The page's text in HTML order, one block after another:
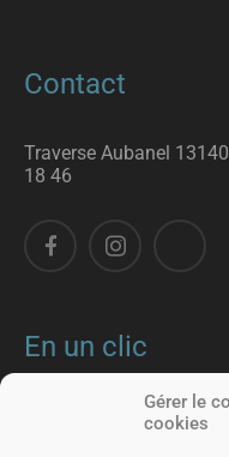
Gérer le
cookies
Contact
Traverse Aubanel
18 46
En un clic
Nos formations